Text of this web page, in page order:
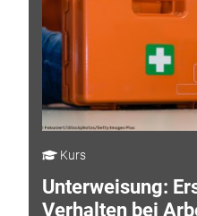
Kurs
Unterweisung:
Verhalten bei